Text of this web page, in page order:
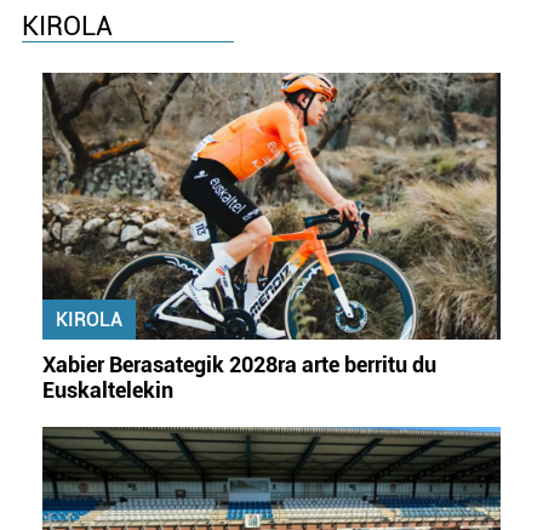
KIROLA
KIROLA
Xabier Berasategik 2028ra arte berritu du
Euskaltelekin